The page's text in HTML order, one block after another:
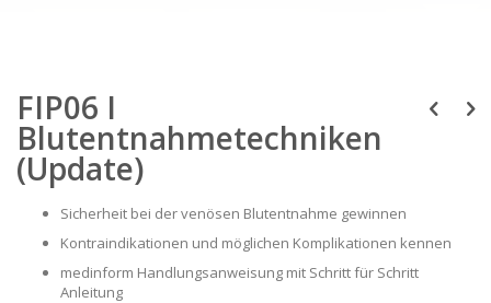
FIP06 I
Blutentnahmetechniken
(Update)
Sicherheit bei der venösen Blutentnahme gewinnen
Kontraindikationen und möglichen Komplikationen kennen
medinform Handlungsanweisung mit Schritt für Schritt
Anleitung
the
beginning
of
the
images